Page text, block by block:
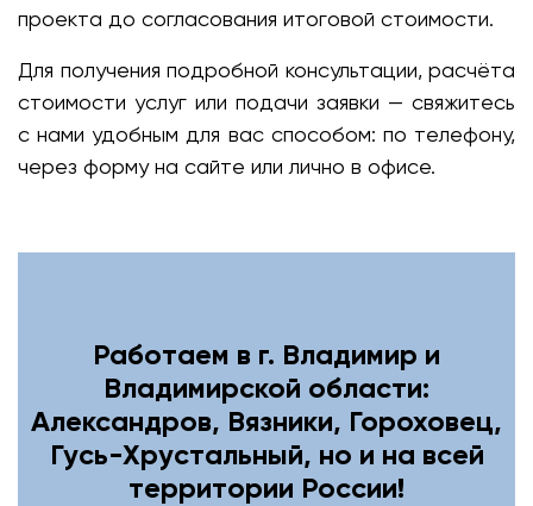
проекта до согласования итоговой стоимости.
Для получения подробной консультации, расчёта
стоимости услуг или подачи заявки — свяжитесь
с нами удобным для вас способом: по телефону,
через форму на сайте или лично в офисе.
Работаем в г. Владимир и
Владимирской области:
Александров, Вязники, Гороховец,
Гусь-Хрустальный, но и на всей
территории России!